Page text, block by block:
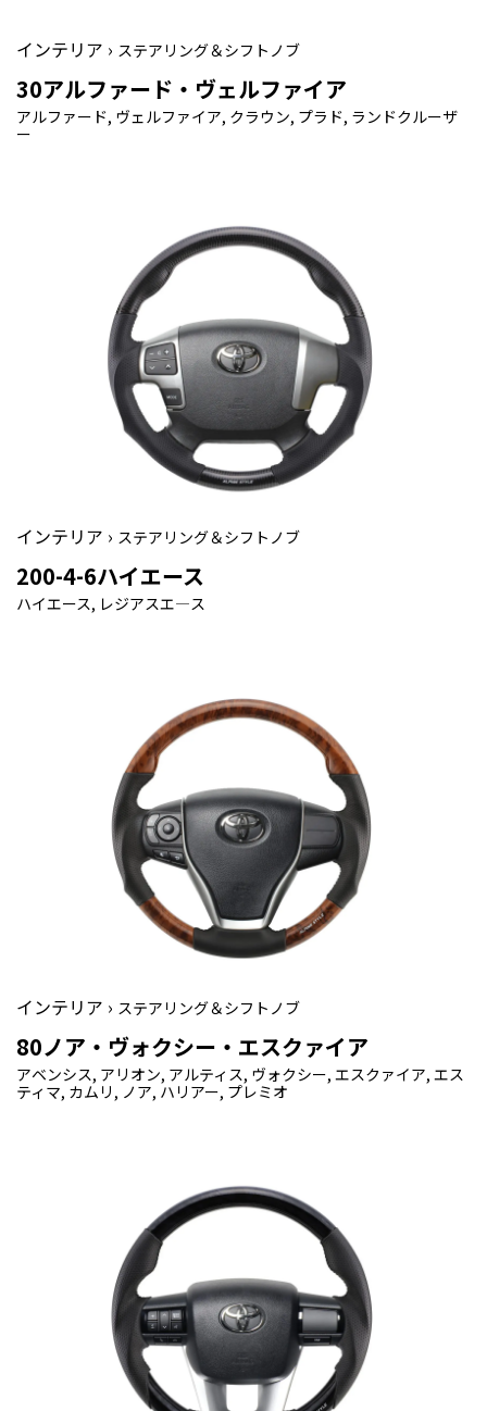
インテリア › ステアリング＆シフトノブ
30アルファード・ヴェルファイア
アルファード, ヴェルファイア, クラウン, プラド, ランドクルーザ
ー
インテリア › ステアリング＆シフトノブ
200-4-6ハイエース
ハイエース, レジアスエ―ス
インテリア › ステアリング＆シフトノブ
80ノア・ヴォクシー・エスクァイア
アベンシス, アリオン, アルティス, ヴォクシー, エスクァイア, エス
ティマ, カムリ, ノア, ハリアー, プレミオ